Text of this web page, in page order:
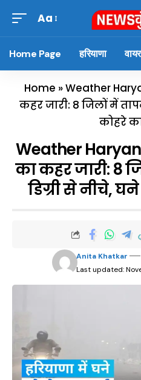
Aa
Home Page हरियाणा
Home »Weather
कहर जारी: 8 जिलों में
कोहरे
Weather
का कहर जारी: 8
डिग्री से नीचे,
Last updated:
Anita Khatkar